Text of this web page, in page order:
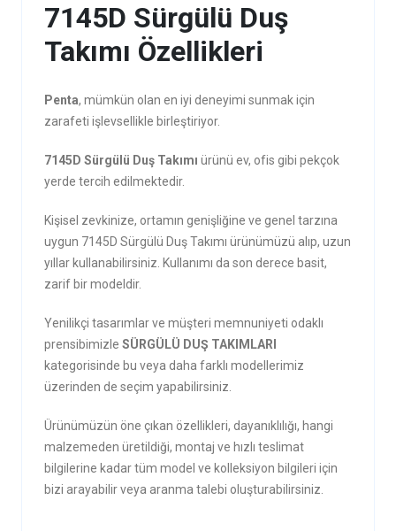
7145D Sürgülü Duş
Takımı Özellikleri
Penta, mümkün olan en iyi deneyimi sunmak için
zarafeti işlevsellikle birleştiriyor.
7145D Sürgülü Duş Takımı ürünü ev, ofis gibi pekçok
yerde tercih edilmektedir.
Kişisel zevkinize, ortamın genişliğine ve genel tarzına
uygun 7145D Sürgülü Duş Takımı ürünümüzü alıp, uzun
yıllar kullanabilirsiniz. Kullanımı da son derece basit,
zarif bir modeldir.
Yenilikçi tasarımlar ve müşteri memnuniyeti odaklı
prensibimizle SÜRGÜLÜ DUŞ TAKIMLARI
kategorisinde bu veya daha farklı modellerimiz
üzerinden de seçim yapabilirsiniz.
Ürünümüzün öne çıkan özellikleri, dayanıklılığı, hangi
malzemeden üretildiği, montaj ve hızlı teslimat
bilgilerine kadar tüm model ve kolleksiyon bilgileri için
bizi arayabilir veya aranma talebi oluşturabilirsiniz.